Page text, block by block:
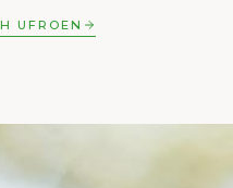
UFROEN